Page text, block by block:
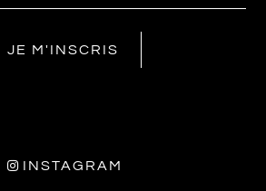
JE M'INSCRIS
INSTAGRAM